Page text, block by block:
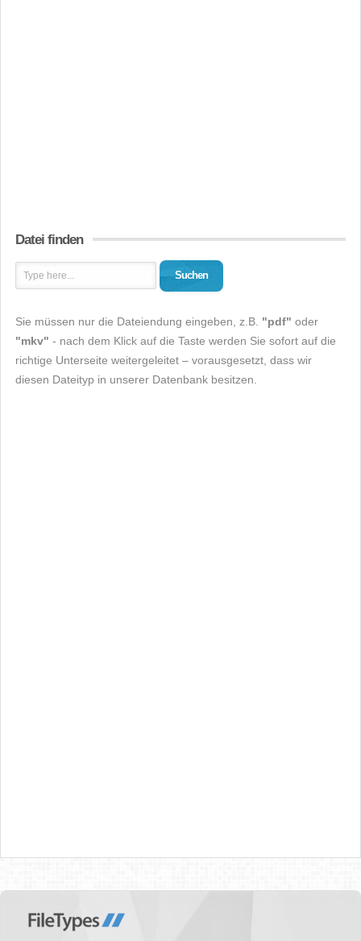
Datei finden
Suchen
Sie müssen nur die Dateiendung eingeben, z.B. "pdf" oder
"mkv" - nach dem Klick auf die Taste werden Sie sofort auf die
richtige Unterseite weitergeleitet – vorausgesetzt, dass wir
diesen Dateityp in unserer Datenbank besitzen.